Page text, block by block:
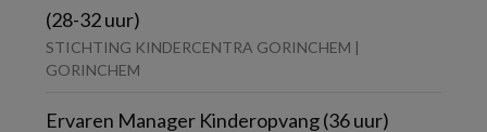
(28-32 uur)
STICHTING KINDERCENTRA GORINCHEM |
GORINCHEM
Ervaren Manager Kinderopvang (36 uur)